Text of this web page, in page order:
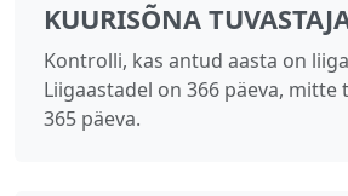
KUURISÕNA
Kontrolli, kas antud aasta on
Liigaastadel on 366 päeva, mitte
365 päeva.